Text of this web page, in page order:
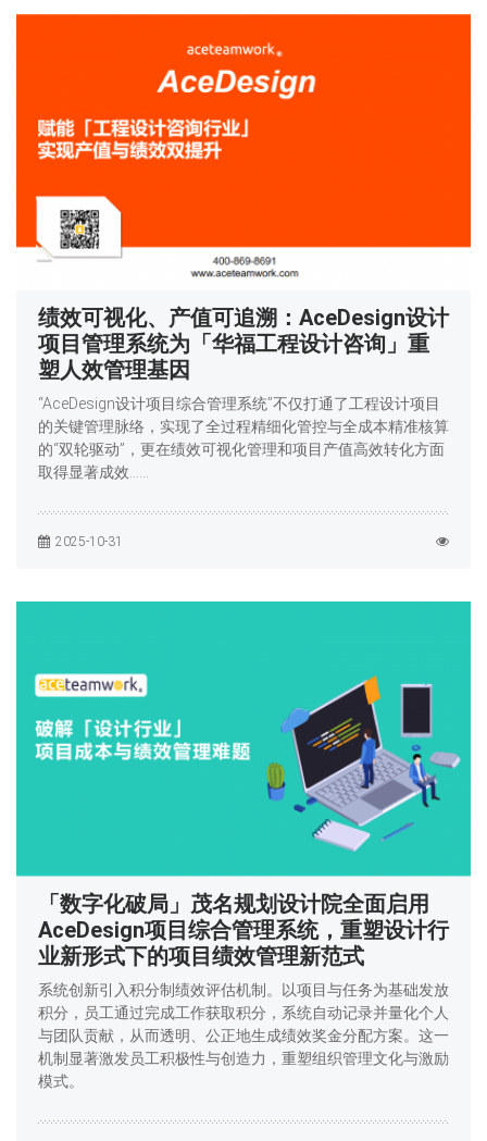
绩效可视化、产值可追溯：AceDesign设计
项目管理系统为「华福工程设计咨询」重
塑人效管理基因
“AceDesign设计项目综合管理系统”不仅打通了工程设计项目
的关键管理脉络，实现了全过程精细化管控与全成本精准核算
的“双轮驱动”，更在绩效可视化管理和项目产值高效转化方面
取得显著成效……
2025-10-31
「数字化破局」茂名规划设计院全面启用
AceDesign项目综合管理系统，重塑设计行
业新形式下的项目绩效管理新范式
系统创新引入积分制绩效评估机制。以项目与任务为基础发放
积分，员工通过完成工作获取积分，系统自动记录并量化个人
与团队贡献，从而透明、公正地生成绩效奖金分配方案。这一
机制显著激发员工积极性与创造力，重塑组织管理文化与激励
模式。